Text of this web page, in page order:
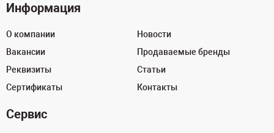
Информация
О компании
Вакансии
Реквизиты
Сертификаты
Новости
Продаваемые бренды
Статьи
Контакты
Сервис